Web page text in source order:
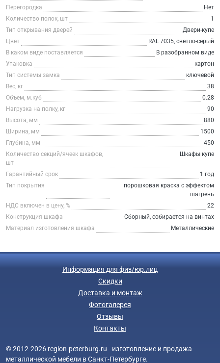
Перегородка
Нет
Количество полок, шт
1
Тип открывания дверей
Двери-купе
Цвет
RAL 7035, светло-серый
В каком виде поставляется
В разобранном виде
Упаковка
картон
Тип системы замка
ключевой
Вес, кг
38
Объем, м.куб
0.28
Нагрузка на полку, кг
90
Высота, мм
880
Ширина, мм
1500
Глубина, мм
450
Количество секций/ячеек шкафов,
шт
Шкафы купе
Гарантийный срок
1 год
Тип покрытия
порошковая краска с эффектом
шагрень
НДС включен в цену, %
22
Конструкция шкафа
Сборный, собирается на винтах
Материал изготовления шкафа
Металлические
Информация для физ/юр.лиц
Скидки
Доставка и монтаж
Фотогалерея
Отзывы
Контакты
© 2012-2026 region-peterburg.ru - изготовление и продажа
металлической мебели в Санкт-Петербурге.